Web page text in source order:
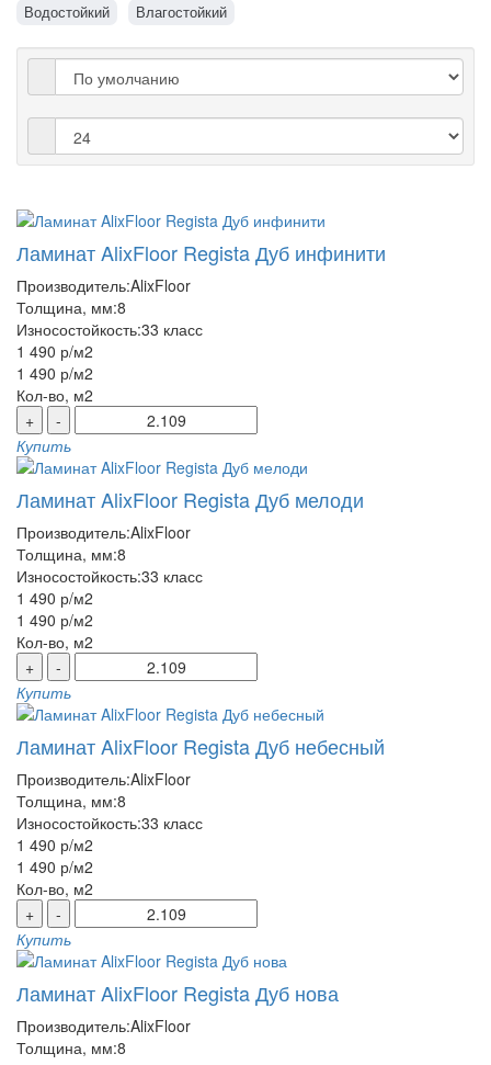
Водостойкий Влагостойкий
Ламинат AlixFloor Regista Дуб инфинити
Производитель:AlixFloor
Толщина, мм:8
Износостойкость:33 класс
1 490 р/м2
1 490 р/м2
Кол-во, м2
+
-
Купить
Ламинат AlixFloor Regista Дуб мелоди
Производитель:AlixFloor
Толщина, мм:8
Износостойкость:33 класс
1 490 р/м2
1 490 р/м2
Кол-во, м2
+
-
Купить
Ламинат AlixFloor Regista Дуб небесный
Производитель:AlixFloor
Толщина, мм:8
Износостойкость:33 класс
1 490 р/м2
1 490 р/м2
Кол-во, м2
+
-
Купить
Ламинат AlixFloor Regista Дуб нова
Производитель:AlixFloor
Толщина, мм:8